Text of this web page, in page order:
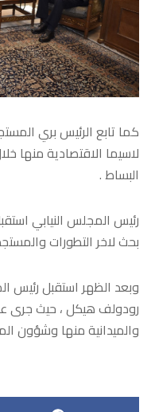
كما تابع الرئيس بري
لاسيما الاقتصادية منها
البساط .
رئيس المجلس النيابي
بحث لاخر التطورات
وبعد الظهر استقبل رئيس
رودولف هيكل ، حيث جرى
والميدانية منها وشؤون